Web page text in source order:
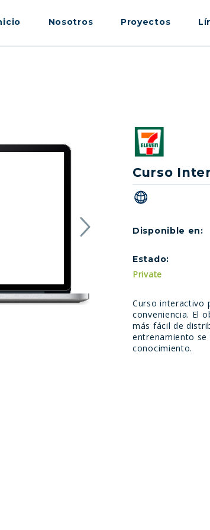
Nosotros Proyectos
Curso
Disponible en:
Estado:
Private
Curso interactivo
conveniencia. El
más fácil de
entrenamiento se
conocimiento.